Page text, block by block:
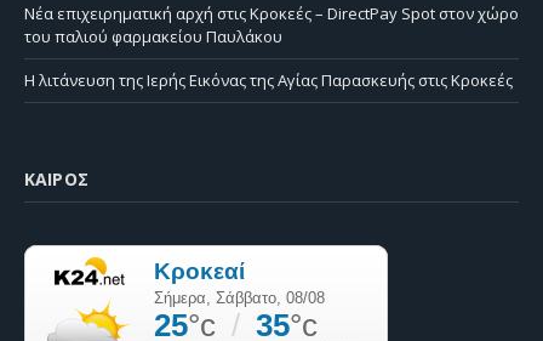
Νέα επιχειρηματική αρχή στις Κροκεές – DirectPay Spot στον χώρο
του παλιού φαρμακείου Παυλάκου
Η λιτάνευση της Ιερής Εικόνας της Αγίας Παρασκευής στις Κροκεές
ΚΑΙΡΌΣ